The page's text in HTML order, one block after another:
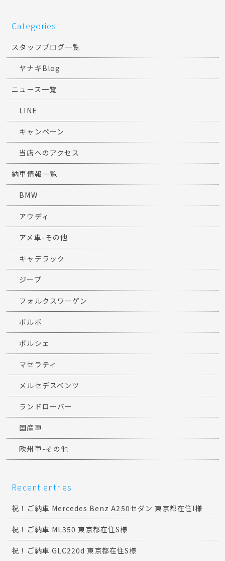
Categories
スタッフブログ一覧
ヤナギBlog
ニュース一覧
LINE
キャンペーン
当店へのアクセス
納車情報一覧
BMW
アウディ
アメ車-その他
キャデラック
ジープ
フォルクスワーゲン
ボルボ
ポルシェ
マセラティ
メルセデスベンツ
ランドローバー
国産車
欧州車-その他
Recent entries
祝！ご納車 Mercedes Benz A250セダン 東京都在住I様
祝！ご納車 ML350 東京都在住S様
祝！ご納車 GLC220d 東京都在住S様